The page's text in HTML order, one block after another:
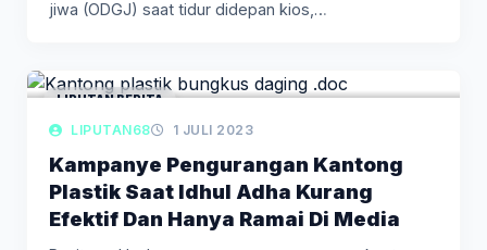
jiwa (ODGJ) saat tidur didepan kios,…
LIPUTAN BERITA
LIPUTAN68 1 JULI 2023
Kampanye Pengurangan Kantong
Plastik Saat Idhul Adha Kurang
Efektif Dan Hanya Ramai Di Media